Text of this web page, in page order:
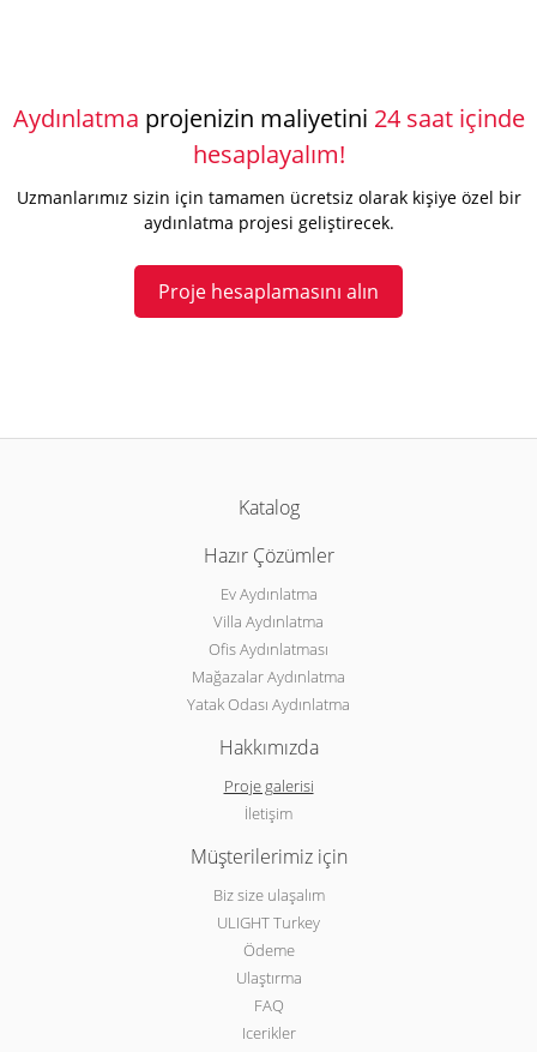
Aydınlatma projenizin maliyetini 24 saat içinde
hesaplayalım!
Uzmanlarımız sizin için tamamen ücretsiz olarak kişiye özel bir
aydınlatma projesi geliştirecek.
Proje hesaplamasını alın
Katalog
Hazır Çözümler
Ev Aydınlatma
Villa Aydınlatma
Ofis Aydınlatması
Mağazalar Aydınlatma
Yatak Odası Aydınlatma
Hakkımızda
Proje galerisi
İletişim
Müşterilerimiz için
Biz size ulaşalım
ULIGHT Turkey
Ödeme
Ulaştırma
FAQ
Icerikler